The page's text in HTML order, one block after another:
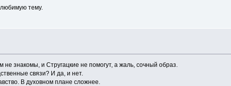
тему.
знакомы, и Стругацкие не помогут, а жаль, сочный образ.
связи? И да, и нет.
В духовном плане сложнее.